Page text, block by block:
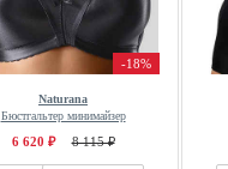
-18%
Naturana
Бюстгальтер минимайзер
6 620 ₽ 8 115 ₽